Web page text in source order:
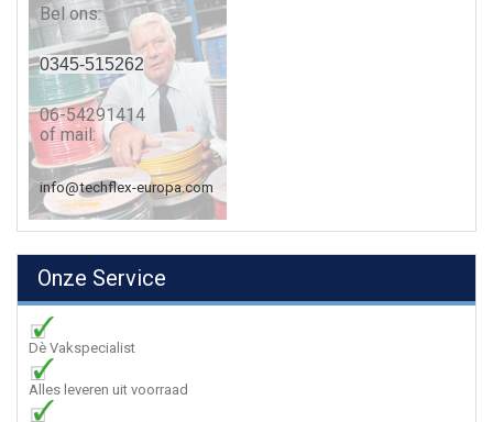
Bel ons:
0345-515262
06-54291414
of mail:
info@techflex-europa.com
Onze Service
Dè Vakspecialist
Alles leveren uit voorraad